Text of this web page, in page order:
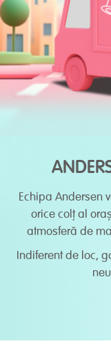
Echipa Andersen
orice colț al
atmosferă de
Indiferent de loc,